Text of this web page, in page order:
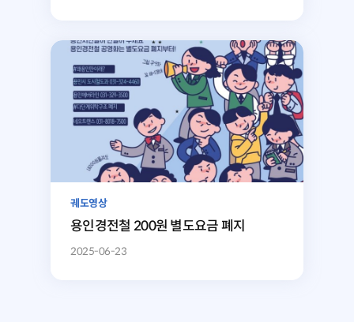
궤도영상
용인경전철 200원 별도요금 폐지
2025-06-23